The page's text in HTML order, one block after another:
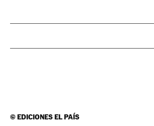
©EDICIONES EL PAÍS